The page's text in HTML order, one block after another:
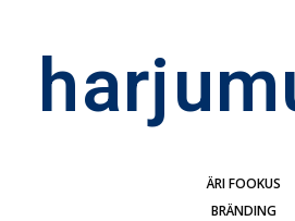
ÄRI FOOKUS
BRÄNDING